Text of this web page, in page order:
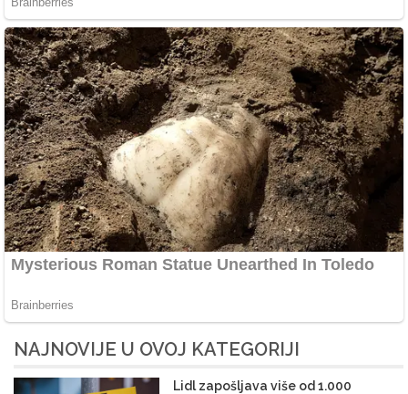
NAJNOVIJE U OVOJ KATEGORIJI
Lidl zapošljava više od 1.000